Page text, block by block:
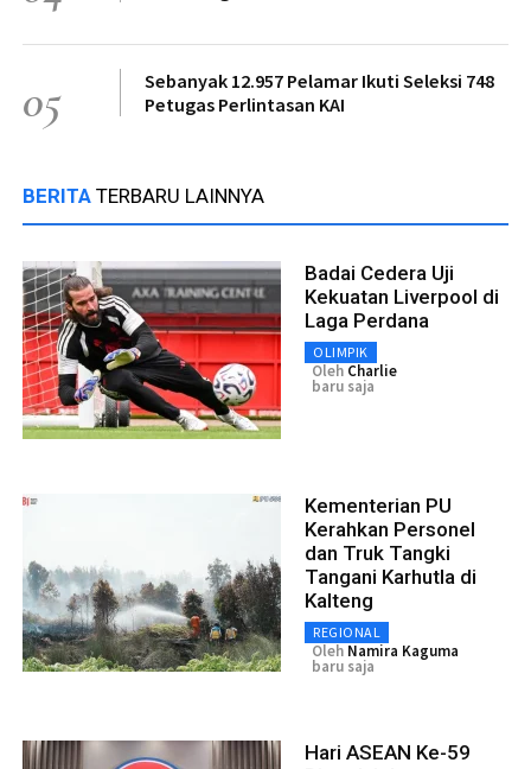
05
Sebanyak 12.957 Pelamar Ikuti Seleksi 748
Petugas Perlintasan KAI
BERITA TERBARU LAINNYA
Badai Cedera Uji
Kekuatan Liverpool di
Laga Perdana
OLIMPIK
Oleh Charlie
baru saja
Kementerian PU
Kerahkan Personel
dan Truk Tangki
Tangani Karhutla di
Kalteng
REGIONAL
Oleh Namira Kaguma
baru saja
Hari ASEAN Ke-59